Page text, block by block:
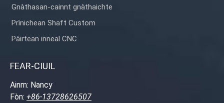
Gnàthasan-cainnt gnàthaichte
Prìnichean Shaft Custom
Pàirtean inneal CNC
FEAR-CIUIL
Ainm: Nancy
Fòn: +86-13728626507